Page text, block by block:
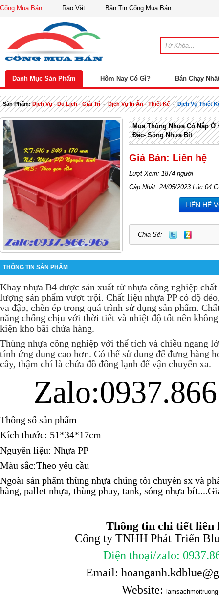
Cổng Mua Bán Rao Vặt Bản Tin Cổng Mua Bán
Danh Mục Sản Phẩm Hôm Nay Có Gì? Bán Chạy Nhất
Sản Phẩm:Dịch Vụ - Du Lịch - Giải Trí-Dịch Vụ In Ấn - Thiết Kế-Dịch Vụ Thiết
Mua Thùng Nhựa Có Nắp
Đặc- Sóng Nhựa Bít
Giá Bán: Liên hệ
Lượt Xem: 1874 người
Cập Nhật: 24/05/2023 Lúc 04
LIÊN HỆ
Chia Sẽ:
THÔNG TIN SẢN PHẨM
Khay nhựa B4 được sản xuất từ nhựa công nghiệp
lượng sản phẩm vượt trội. Chất liệu nhựa PP có độ
va đập, chèn ép trong quá trình sử dụng sản phẩm.
năng chống chịu với thời tiết và nhiệt độ tốt nên
kiện kho bãi chứa hàng.
Thùng nhựa công nghiệp với thể tích và chiều ngang
tính ứng dụng cao hơn. Có thể sử dụng để đựng hàng
cây, thậm chí là chứa đồ đông lạnh để vận chuyển xa.
Thông số sản phẩm
Kích thước: 51*34*17cm
Nguyên liệu: Nhựa PP
Màu sắc:Theo yêu cầu
Ngoài sản phẩm thùng nhựa chúng tôi chuyên sx và
hàng, pallet nhựa, thùng phuy, tank, sóng nhựa bít....
Thông tin chi tiết liên
Công ty TNHH Phát Triển
Điện thoại/zalo:
Email:
Website: